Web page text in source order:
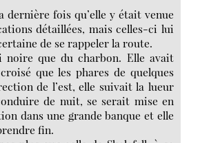
fois qu’elle y était venue
détaillées, mais celles-ci lui
de se rappeler la route.
que du charbon. Elle avait
que les phares de quelques
de l’est, elle suivait la lueur
de nuit, se serait mise en
dans une grande banque et elle
fin.